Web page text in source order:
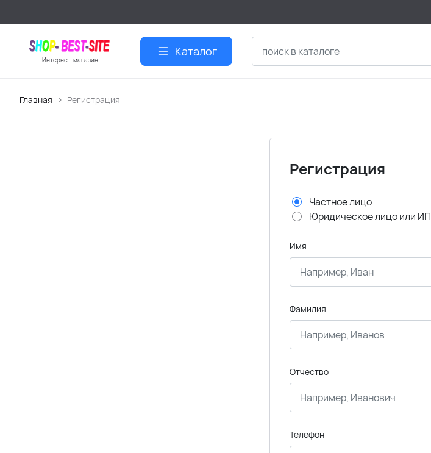
Интернет-магазин
Каталог
Главная Регистрация
Регистрация
Частное лицо
Юридическое лицо или ИП
Имя
Фамилия
Отчество
Телефон